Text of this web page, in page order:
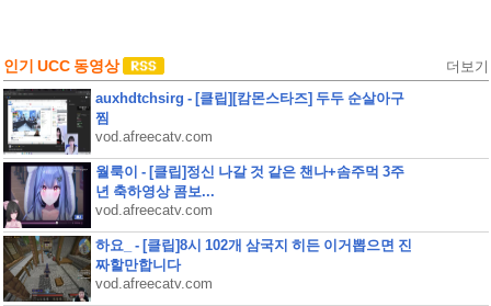
인기 UCC 동영상 더보기
auxhdtchsirg - [클립][캄몬스타즈] 두두 순살아구
찜
vod.afreecatv.com
월룩이 - [클립]정신 나갈 것 같은 챈나+솜주먹 3주
년 축하영상 콤보...
vod.afreecatv.com
하요_ - [클립]8시 102개 삼국지 히든 이거뽑으면 진
짜할만합니다
vod.afreecatv.com